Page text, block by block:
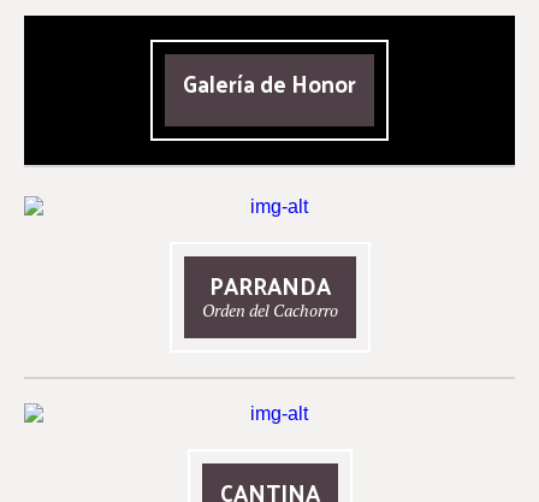
Galería de Honor
PARRANDA
Orden del Cachorro
CANTINA